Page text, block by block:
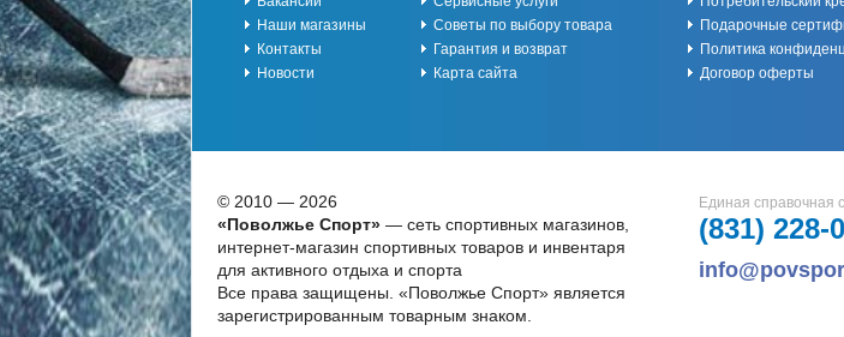
Наши магазины
Контакты
Новости
Советы по выбору товара
Гарантия и возврат
Карта сайта
Подарочные
Политика
Договор оферты
© 2010 — 2026
«Поволжье Спорт»— сеть спортивных магазинов,
интернет-магазин спортивных товаров и инвентаря
для активного отдыха и спорта
Все права защищены. «Поволжье Спорт» является
зарегистрированным товарным знаком.
Единая справочная
(831) 228-